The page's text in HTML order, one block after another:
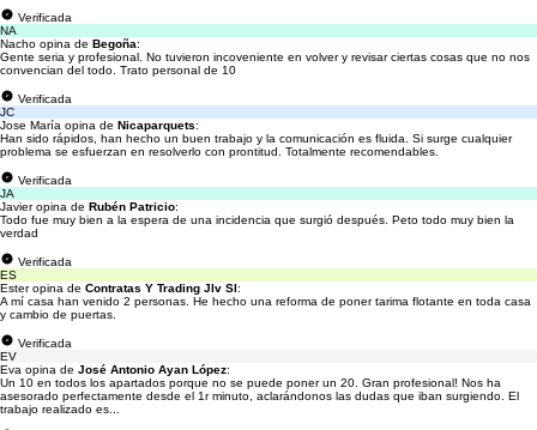
Verificada
NA
Nacho opina de Begoña:
Gente seria y profesional. No tuvieron incoveniente en volver y revisar ciertas cosas que no nos
convencian del todo. Trato personal de 10
Verificada
JC
Jose María opina de Nicaparquets:
Han sido rápidos, han hecho un buen trabajo y la comunicación es fluida. Si surge cualquier
problema se esfuerzan en resolverlo con prontitud. Totalmente recomendables.
Verificada
JA
Javier opina de Rubén Patricio:
Todo fue muy bien a la espera de una incidencia que surgió después. Peto todo muy bien la
verdad
Verificada
ES
Ester opina de Contratas Y Trading Jlv Sl:
A mí casa han venido 2 personas. He hecho una reforma de poner tarima flotante en toda casa
y cambio de puertas.
Verificada
EV
Eva opina de José Antonio Ayan López:
Un 10 en todos los apartados porque no se puede poner un 20. Gran profesional! Nos ha
asesorado perfectamente desde el 1r minuto, aclarándonos las dudas que iban surgiendo. El
trabajo realizado es...